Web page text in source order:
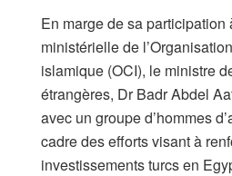
En marge de sa participation
ministérielle de
islamique (OCI), le ministre
étrangères, Dr Badr Abdel
avec un groupe d’hommes
cadre des efforts visant à
investissements turcs en